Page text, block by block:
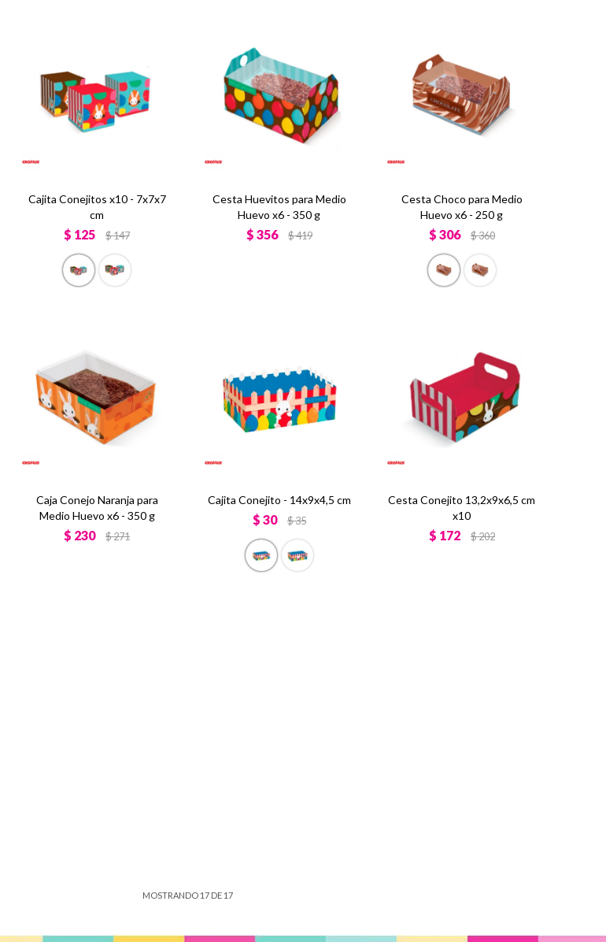
Cajita Conejitos x10 - 7x7x7
cm
$ 125 $147
Cesta Huevitos para Medio
Huevo x6 - 350 g
$ 356 $419
Cesta Choco para Medio
Huevo x6 - 250 g
$ 306 $360
Caja Conejo Naranja para
Medio Huevo x6 - 350 g
$ 230 $271
Cajita Conejito - 14x9x4,5 cm
$ 30 $35
Cesta Conejito 13,2x9x6,5 cm
x10
$ 172 $202
MOSTRANDO 17 DE 17